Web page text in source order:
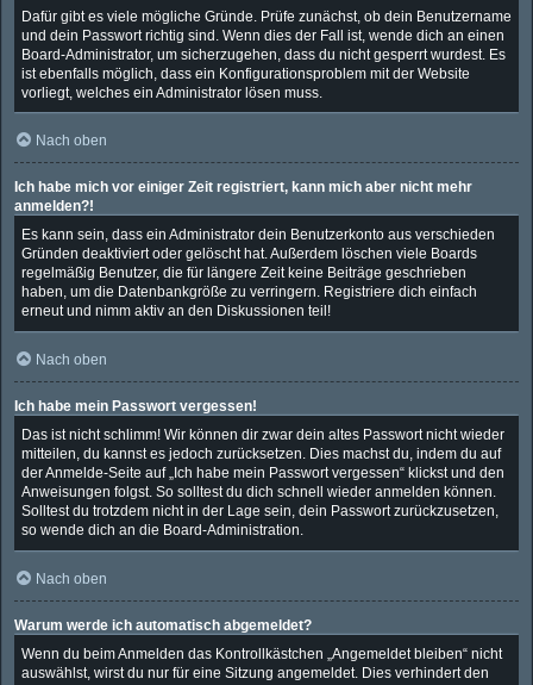
Dafür gibt es viele mögliche Gründe. Prüfe zunächst, ob dein Benutzername
und dein Passwort richtig sind. Wenn dies der Fall ist, wende dich an einen
Board-Administrator, um sicherzugehen, dass du nicht gesperrt wurdest. Es
ist ebenfalls möglich, dass ein Konfigurationsproblem mit der Website
vorliegt, welches ein Administrator lösen muss.
Nach oben
Ich habe mich vor einiger Zeit registriert, kann mich aber nicht mehr
anmelden?!
Es kann sein, dass ein Administrator dein Benutzerkonto aus verschieden
Gründen deaktiviert oder gelöscht hat. Außerdem löschen viele Boards
regelmäßig Benutzer, die für längere Zeit keine Beiträge geschrieben
haben, um die Datenbankgröße zu verringern. Registriere dich einfach
erneut und nimm aktiv an den Diskussionen teil!
Nach oben
Ich habe mein Passwort vergessen!
Das ist nicht schlimm! Wir können dir zwar dein altes Passwort nicht wieder
mitteilen, du kannst es jedoch zurücksetzen. Dies machst du, indem du auf
der Anmelde-Seite auf „Ich habe mein Passwort vergessen“ klickst und den
Anweisungen folgst. So solltest du dich schnell wieder anmelden können.
Solltest du trotzdem nicht in der Lage sein, dein Passwort zurückzusetzen,
so wende dich an die Board-Administration.
Nach oben
Warum werde ich automatisch abgemeldet?
Wenn du beim Anmelden das Kontrollkästchen „Angemeldet bleiben“ nicht
auswählst, wirst du nur für eine Sitzung angemeldet. Dies verhindert den